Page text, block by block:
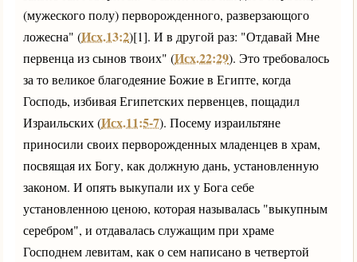
(мужеского полу) перворожденного, разверзающого
ложесна" (Исх.13:2)[1]. И в другой раз: "Отдавай Мне
первенца из сынов твоих" (Исх.22:29). Это требовалось
за то великое благодеяние Божие в Египте, когда
Господь, избивая Египетских первенцев, пощадил
Израильских (Исх.11:5-7). Посему израильтяне
приносили своих перворожденных младенцев в храм,
посвящая их Богу, как должную дань, установленную
законом. И опять выкупали их у Бога себе
установленною ценою, которая называлась "выкупным
серебром", и отдавалась служащим при храме
Господнем левитам, как о сем написано в четвертой